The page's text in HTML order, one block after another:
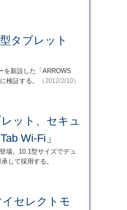
タブレット
を新設した「ARROWS
検証する。
（2012/2/10）
ット、セキュ
Wi-Fi」
場。10.1型サイズでデュ
して採用する。
イセレクトモ